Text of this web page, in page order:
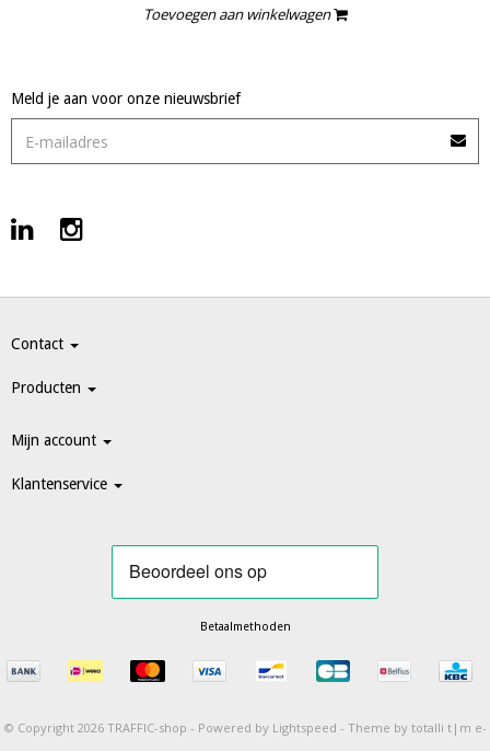
Toevoegen aan winkelwagen
Meld je aan voor onze nieuwsbrief
Contact
Producten
Mijn account
Klantenservice
Betaalmethoden
© Copyright 2026 TRAFFIC-shop - Powered by Lightspeed - Theme by totalli t|m e-